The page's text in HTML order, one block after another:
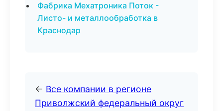
Фабрика Мехатроника Поток -
Листо- и металлообработка в
Краснодар
← Все компании в регионе
Приволжский федеральный округ